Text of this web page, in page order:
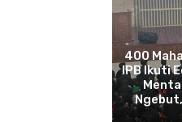
400
IPB Ikuti